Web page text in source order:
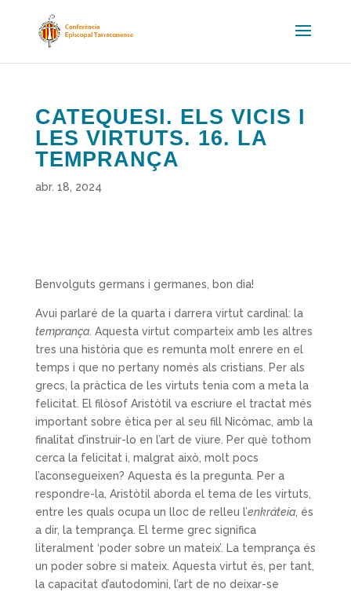
CATEQUESI. ELS VICIS I
LES VIRTUTS. 16. LA
TEMPRANÇA
abr. 18, 2024
Benvolguts germans i germanes, bon dia!
Avui parlaré de la quarta i darrera virtut cardinal: la
temprança. Aquesta virtut comparteix amb les altres
tres una història que es remunta molt enrere en el
temps i que no pertany només als cristians. Per als
grecs, la pràctica de les virtuts tenia com a meta la
felicitat. El filòsof Aristòtil va escriure el tractat més
important sobre ètica per al seu fill Nicòmac, amb la
finalitat d’instruir-lo en l’art de viure. Per què tothom
cerca la felicitat i, malgrat això, molt pocs
l’aconsegueixen? Aquesta és la pregunta. Per a
respondre-la, Aristòtil aborda el tema de les virtuts,
entre les quals ocupa un lloc de relleu l’enkráteia, és
a dir, la temprança. El terme grec significa
literalment ‘poder sobre un mateix’. La temprança és
un poder sobre si mateix. Aquesta virtut és, per tant,
la capacitat d’autodomini, l’art de no deixar-se